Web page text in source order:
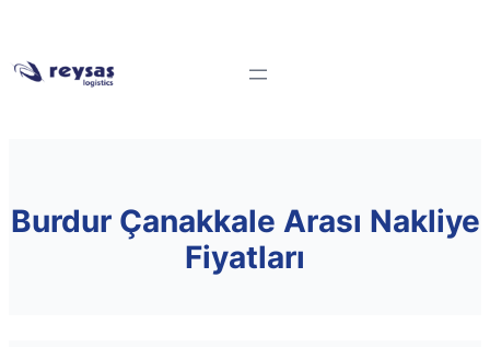
Burdur Çanakkale Arası Nakliye
Fiyatları